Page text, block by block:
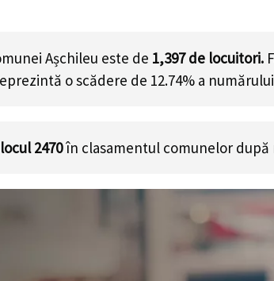
Așchileu este de 1,397de locuitori.
o scădere de 12.74% a
locul 2470în clasamentul comunelor